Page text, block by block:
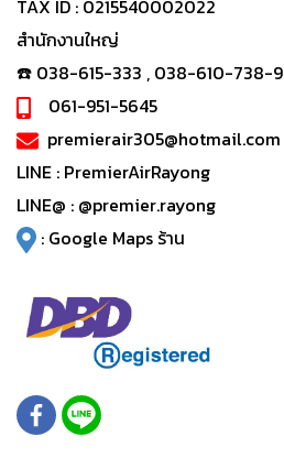
TAX ID : 0215540002022
สำนักงานใหญ่
☎️ 038-615-333 , 038-610-738-9
061-951-5645
premierair305@hotmail.com
LINE : PremierAirRayong
LINE@ : @premier.rayong
: Google Maps ร้าน